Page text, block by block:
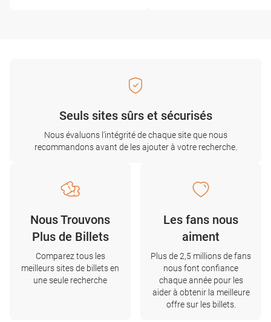
Seuls sites sûrs et sécurisés
Nous évaluons l'intégrité de chaque site que nous
recommandons avant de les ajouter à votre recherche.
Nous Trouvons
Plus de Billets
Comparez tous les
meilleurs sites de billets en
une seule recherche
Les fans nous
aiment
Plus de 2,5 millions de fans
nous font confiance
chaque année pour les
aider à obtenir la meilleure
offre sur les billets.